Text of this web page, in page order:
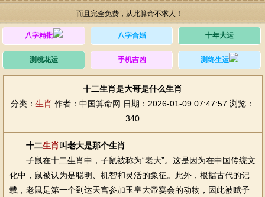
而且完全免费，从此算命不求人！
八字精批 八字合婚 十年大运
测桃花运 手机吉凶 测终生运
十二生肖是大哥是什么生肖
分类： 生肖 作者：中国算命网 日期：2026-01-09 07:47:57 浏览：
340
十二生肖叫老大是那个生肖
子鼠在十二生肖中，子鼠被称为“老大”。这是因为在中国传统文
化中，鼠被认为是聪明、机智和灵活的象征。此外，根据古代的记
载，老鼠是第一个到达天宫参加玉皇大帝宴会的动物，因此被赋予